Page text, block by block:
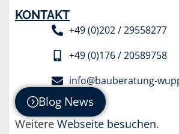
KONTAKT
+49 (0)202 / 29558277
+49 (0)176 / 20589758
info@bauberatung-
Blog News
WeitereWebseite besuchen.